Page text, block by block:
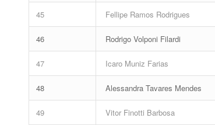
45 Fellipe Ramos Rodrigues
46 Rodrigo Volponi Filardi
47 Icaro Muniz Farias
48 Alessandra Tavares Mendes
49 Vitor Finotti Barbosa